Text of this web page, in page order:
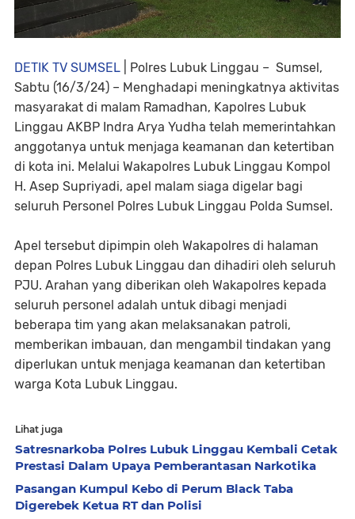
DETIK TV SUMSEL | Polres Lubuk Linggau – Sumsel,
Sabtu (16/3/24) – Menghadapi meningkatnya aktivitas
masyarakat di malam Ramadhan, Kapolres Lubuk
Linggau AKBP Indra Arya Yudha telah memerintahkan
anggotanya untuk menjaga keamanan dan ketertiban
di kota ini. Melalui Wakapolres Lubuk Linggau Kompol
H. Asep Supriyadi, apel malam siaga digelar bagi
seluruh Personel Polres Lubuk Linggau Polda Sumsel.
Apel tersebut dipimpin oleh Wakapolres di halaman
depan Polres Lubuk Linggau dan dihadiri oleh seluruh
PJU. Arahan yang diberikan oleh Wakapolres kepada
seluruh personel adalah untuk dibagi menjadi
beberapa tim yang akan melaksanakan patroli,
memberikan imbauan, dan mengambil tindakan yang
diperlukan untuk menjaga keamanan dan ketertiban
warga Kota Lubuk Linggau.
Lihat juga
Satresnarkoba Polres Lubuk Linggau Kembali Cetak
Prestasi Dalam Upaya Pemberantasan Narkotika
Pasangan Kumpul Kebo di Perum Black Taba
Digerebek Ketua RT dan Polisi